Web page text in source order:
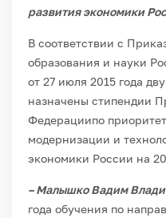
развития экономики
В соответствии с
образования и науки
от 27 июля 2015 года
назначены стипендии
Федерациипо
модернизации и
экономики России на
– Малышко Вадим
года обучения по